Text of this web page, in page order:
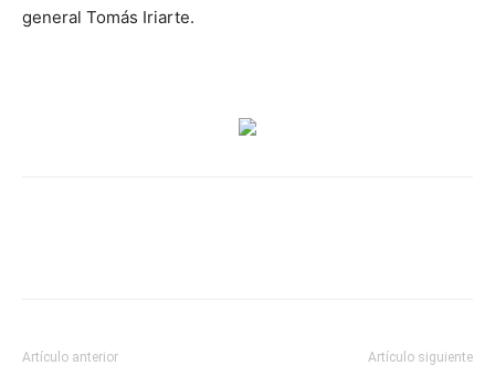
general Tomás Iriarte.
Artículo anterior Artículo siguiente